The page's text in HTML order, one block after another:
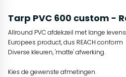
Tarp PVC 600 custom -
Allround PVC afdekzeil met lange
Europees product, dus REACH conform
Diverse kleuren, 'matte' afwerking.
Kies de gewenste afmetingen.